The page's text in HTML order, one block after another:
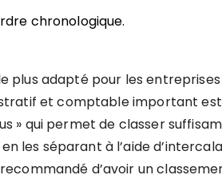
chronologique.
plus adapté pour les
et comptable important
» qui permet de classer
les séparant à l’aide
d’avoir un